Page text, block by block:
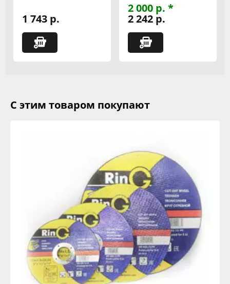
1 743 р.
2 000 р. *
2 242 р.
С этим товаром покупают